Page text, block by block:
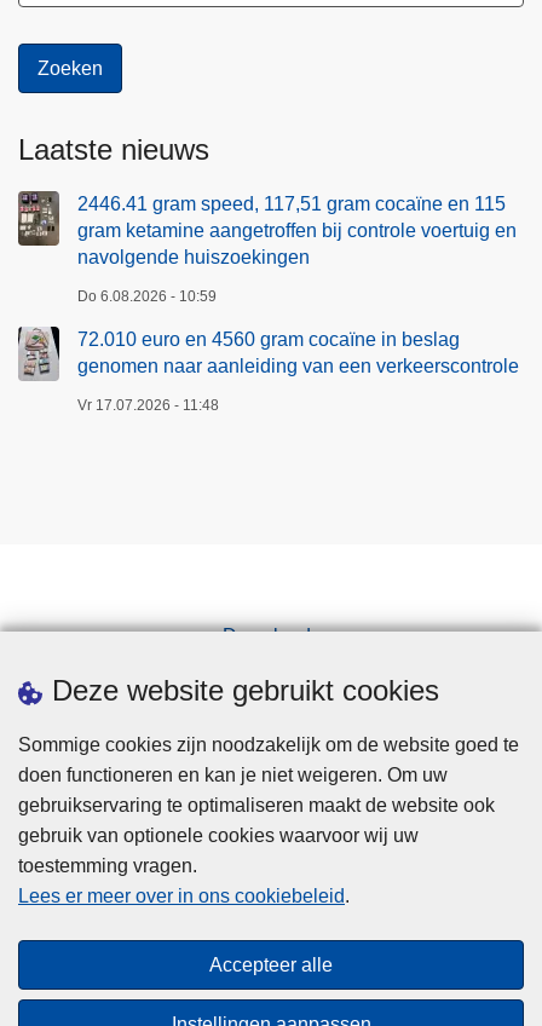
Deze website gebruikt cookies
Sommige cookies zijn noodzakelijk om de website goed te
doen functioneren en kan je niet weigeren. Om uw
gebruikservaring te optimaliseren maakt de website ook
gebruik van optionele cookies waarvoor wij uw
toestemming vragen.
Lees er meer over in ons cookiebeleid.
Accepteer alle
Laatste nieuws
2446.41 gram speed, 117,51 gram cocaïne en 115
gram ketamine aangetroffen bij controle voertuig en
navolgende huiszoekingen
Do 6.08.2026 - 10:59
72.010 euro en 4560 gram cocaïne in beslag
genomen naar aanleiding van een verkeerscontrole
Vr 17.07.2026 - 11:48
Downloads
Pers
Privacy
Toegankelijkheid